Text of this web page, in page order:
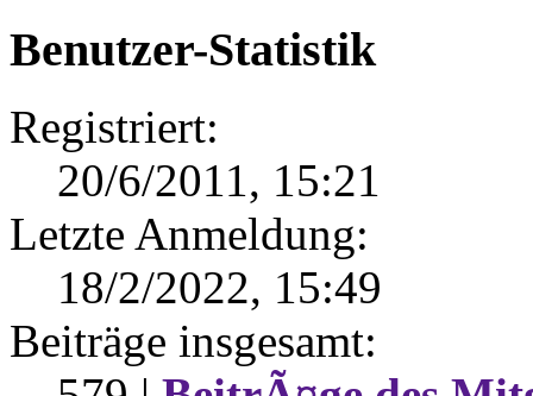
Benutzer-Statistik
Registriert:
20/6/2011, 15:21
Letzte Anmeldung:
18/2/2022, 15:49
Beiträge insgesamt: